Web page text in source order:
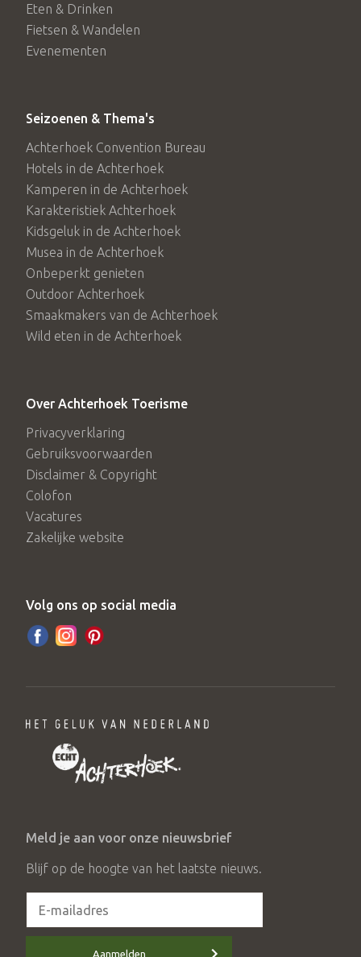
Eten & Drinken
Fietsen & Wandelen
Evenementen
Seizoenen & Thema's
Achterhoek Convention Bureau
Hotels in de Achterhoek
Kamperen in de Achterhoek
Karakteristiek Achterhoek
Kidsgeluk in de Achterhoek
Musea in de Achterhoek
Onbeperkt genieten
Outdoor Achterhoek
Smaakmakers van de Achterhoek
Wild eten in de Achterhoek
Over Achterhoek Toerisme
Privacyverklaring
Gebruiksvoorwaarden
Disclaimer & Copyright
Colofon
Vacatures
Zakelijke website
Volg ons op social media
Meld je aan voor onze nieuwsbrief
Blijf op de hoogte van het laatste nieuws.
Aanmelden